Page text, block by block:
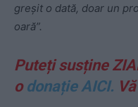
greșit o dată, doar un
oară”.
Puteți susține
o donație AICI.